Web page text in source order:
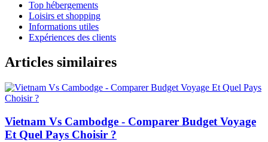
Top hébergements
Loisirs et shopping
Informations utiles
Expériences des clients
Articles similaires
Vietnam Vs Cambodge - Comparer Budget Voyage
Et Quel Pays Choisir ?